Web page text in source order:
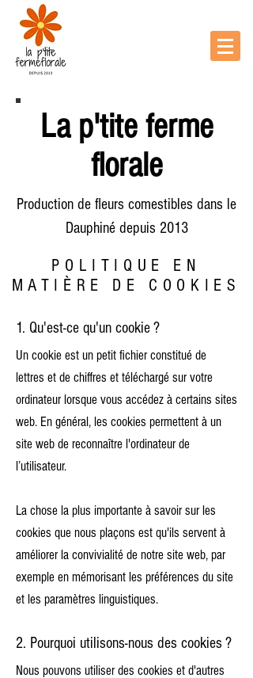
POLITIQUE EN
MATIÈRE DE COOKIES
1. Qu'est-ce qu'un cookie ?
Un cookie est un petit fichier constitué de
lettres et de chiffres et téléchargé sur votre
ordinateur lorsque vous accédez à certains sites
web. En général, les cookies permettent à un
site web de reconnaître l'ordinateur de
l’utilisateur.
La chose la plus importante à savoir sur les
cookies que nous plaçons est qu'ils servent à
améliorer la convivialité de notre site web, par
exemple en mémorisant les préférences du site
et les paramètres linguistiques.
2. Pourquoi utilisons-nous des cookies ?
Nous pouvons utiliser des cookies et d'autres
La p'tite ferme
florale
Production de fleurs comestibles dans le
Dauphiné depuis 2013